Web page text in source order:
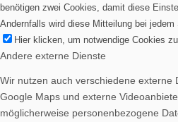
benötigen zwei Cookies, damit diese
Andernfalls wird diese Mitteilung bei jedem
Hier klicken, um notwendige Cookies
Andere externe Dienste
Wir nutzen auch verschiedene externe
Google Maps und externe
möglicherweise personenbezogene